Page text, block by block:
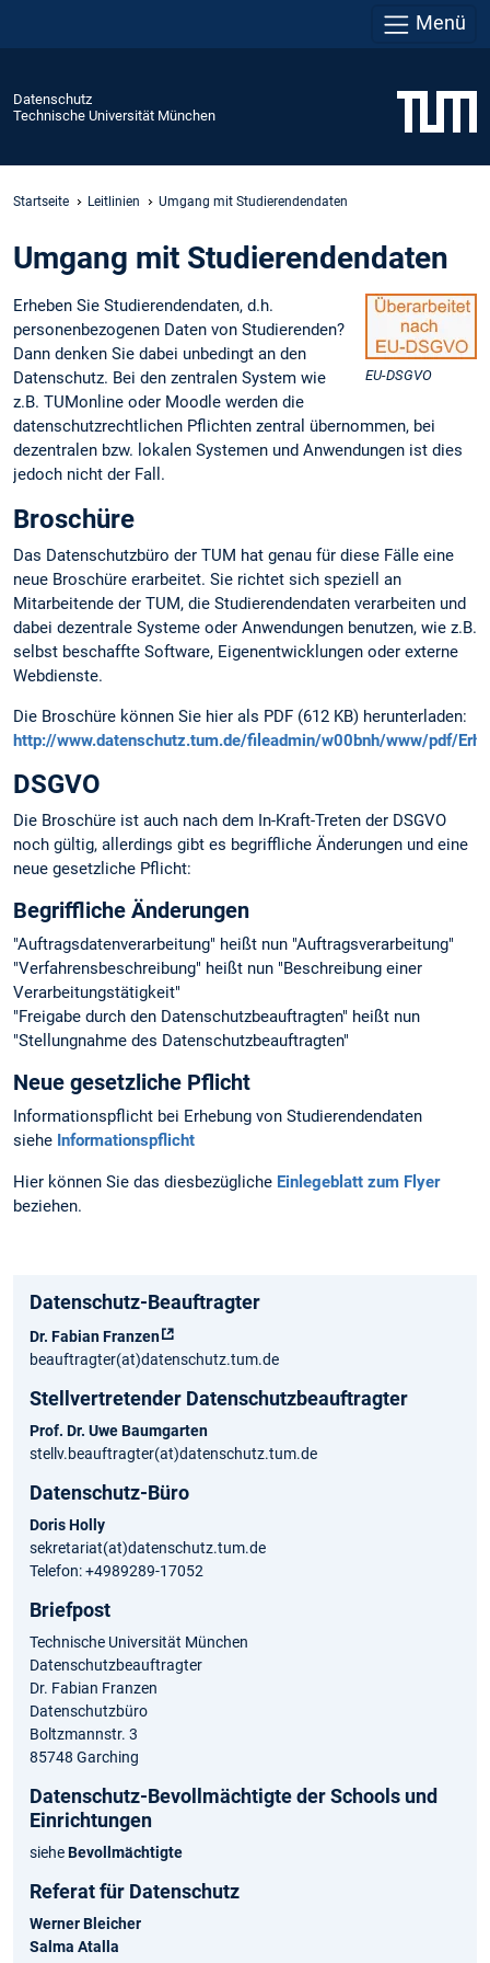
Menü
Datenschutz
Technische Universität München
Startseite Leitlinien Umgang mit Studierendendaten
Umgang mit Studierendendaten
EU-DSGVO
Erheben Sie Studierendendaten, d.h.
personenbezogenen Daten von Studierenden?
Dann denken Sie dabei unbedingt an den
Datenschutz. Bei den zentralen System wie
z.B. TUMonline oder Moodle werden die
datenschutzrechtlichen Pflichten zentral übernommen, bei
dezentralen bzw. lokalen Systemen und Anwendungen ist dies
jedoch nicht der Fall.
Broschüre
Das Datenschutzbüro der TUM hat genau für diese Fälle eine
neue Broschüre erarbeitet. Sie richtet sich speziell an
Mitarbeitende der TUM, die Studierendendaten verarbeiten und
dabei dezentrale Systeme oder Anwendungen benutzen, wie z.B.
selbst beschaffte Software, Eigenentwicklungen oder externe
Webdienste.
Die Broschüre können Sie hier als PDF (612 KB) herunterladen:
http://www.datenschutz.tum.de/fileadmin/w00bnh/www/pdf/
DSGVO
Die Broschüre ist auch nach dem In-Kraft-Treten der DSGVO
noch gültig, allerdings gibt es begriffliche Änderungen und eine
neue gesetzliche Pflicht:
Begriffliche Änderungen
"Auftragsdatenverarbeitung" heißt nun "Auftragsverarbeitung"
"Verfahrensbeschreibung" heißt nun "Beschreibung einer
Verarbeitungstätigkeit"
"Freigabe durch den Datenschutzbeauftragten" heißt nun
"Stellungnahme des Datenschutzbeauftragten"
Neue gesetzliche Pflicht
Informationspflicht bei Erhebung von Studierendendaten
siehe Informationspflicht
Hier können Sie das diesbezügliche Einlegeblatt zum Flyer
beziehen.
Datenschutz-Beauftragter
Dr. Fabian Franzen
beauftragter(at)datenschutz.tum.de
Stellvertretender Datenschutzbeauftragter
Prof. Dr. Uwe Baumgarten
stellv.beauftragter(at)datenschutz.tum.de
Datenschutz-Büro
Doris Holly
sekretariat(at)datenschutz.tum.de
Telefon: +4989289-17052
Briefpost
Technische Universität München
Datenschutzbeauftragter
Dr. Fabian Franzen
Datenschutzbüro
Boltzmannstr. 3
85748 Garching
Datenschutz-Bevollmächtigte der Schools und
Einrichtungen
sieheBevollmächtigte
Referat für Datenschutz
Werner Bleicher
Salma Atalla